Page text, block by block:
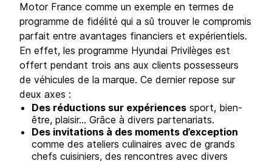
Motor France comme un exemple en termes de
programme de fidélité qui a sû trouver le compromis
parfait entre avantages financiers et expérientiels.
En effet, les programme Hyundai Privilèges est
offert pendant trois ans aux clients possesseurs
de véhicules de la marque. Ce dernier repose sur
deux axes :
Des réductions sur expériences sport, bien-
être, plaisir… Grâce à divers partenariats.
Des invitations à des moments d’exception
comme des ateliers culinaires avec de grands
chefs cuisiniers, des rencontres avec divers